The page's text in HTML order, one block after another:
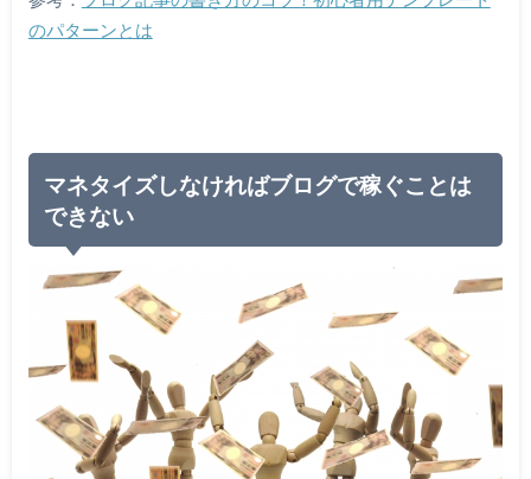
のパターンとは
マネタイズしなければブログで稼ぐことは
できない